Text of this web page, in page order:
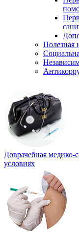
Полезная
Доврачебная
условиях